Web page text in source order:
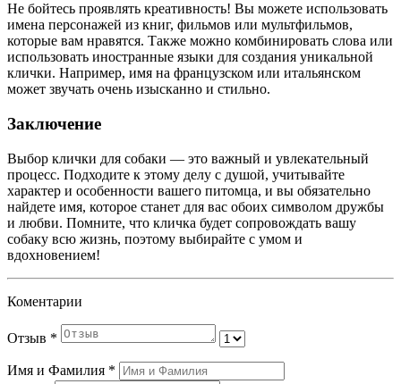
Не бойтесь проявлять креативность! Вы можете использовать
имена персонажей из книг, фильмов или мультфильмов,
которые вам нравятся. Также можно комбинировать слова или
использовать иностранные языки для создания уникальной
клички. Например, имя на французском или итальянском
может звучать очень изысканно и стильно.
Заключение
Выбор клички для собаки — это важный и увлекательный
процесс. Подходите к этому делу с душой, учитывайте
характер и особенности вашего питомца, и вы обязательно
найдете имя, которое станет для вас обоих символом дружбы
и любви. Помните, что кличка будет сопровождать вашу
собаку всю жизнь, поэтому выбирайте с умом и
вдохновением!
Коментарии
Отзыв *
Имя и Фамилия *